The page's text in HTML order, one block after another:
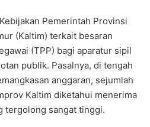
Kebijakan Pemerintah Provinsi
(Kaltim) terkait besaran
(TPP) bagi aparatur sipil
publik. Pasalnya, di tengah
anggaran, sejumlah
Kaltim diketahui menerima
tergolong sangat tinggi.